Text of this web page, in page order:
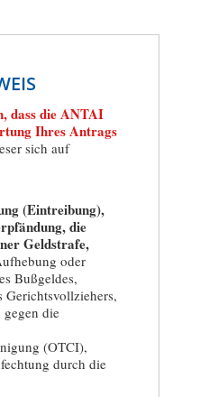
dass die ANTAI
Ihres Antrags
sich auf
(Eintreibung),
die
Geldstrafe,
oder
Bußgeldes,
Gerichtsvollziehers,
die
(OTCI),
durch die